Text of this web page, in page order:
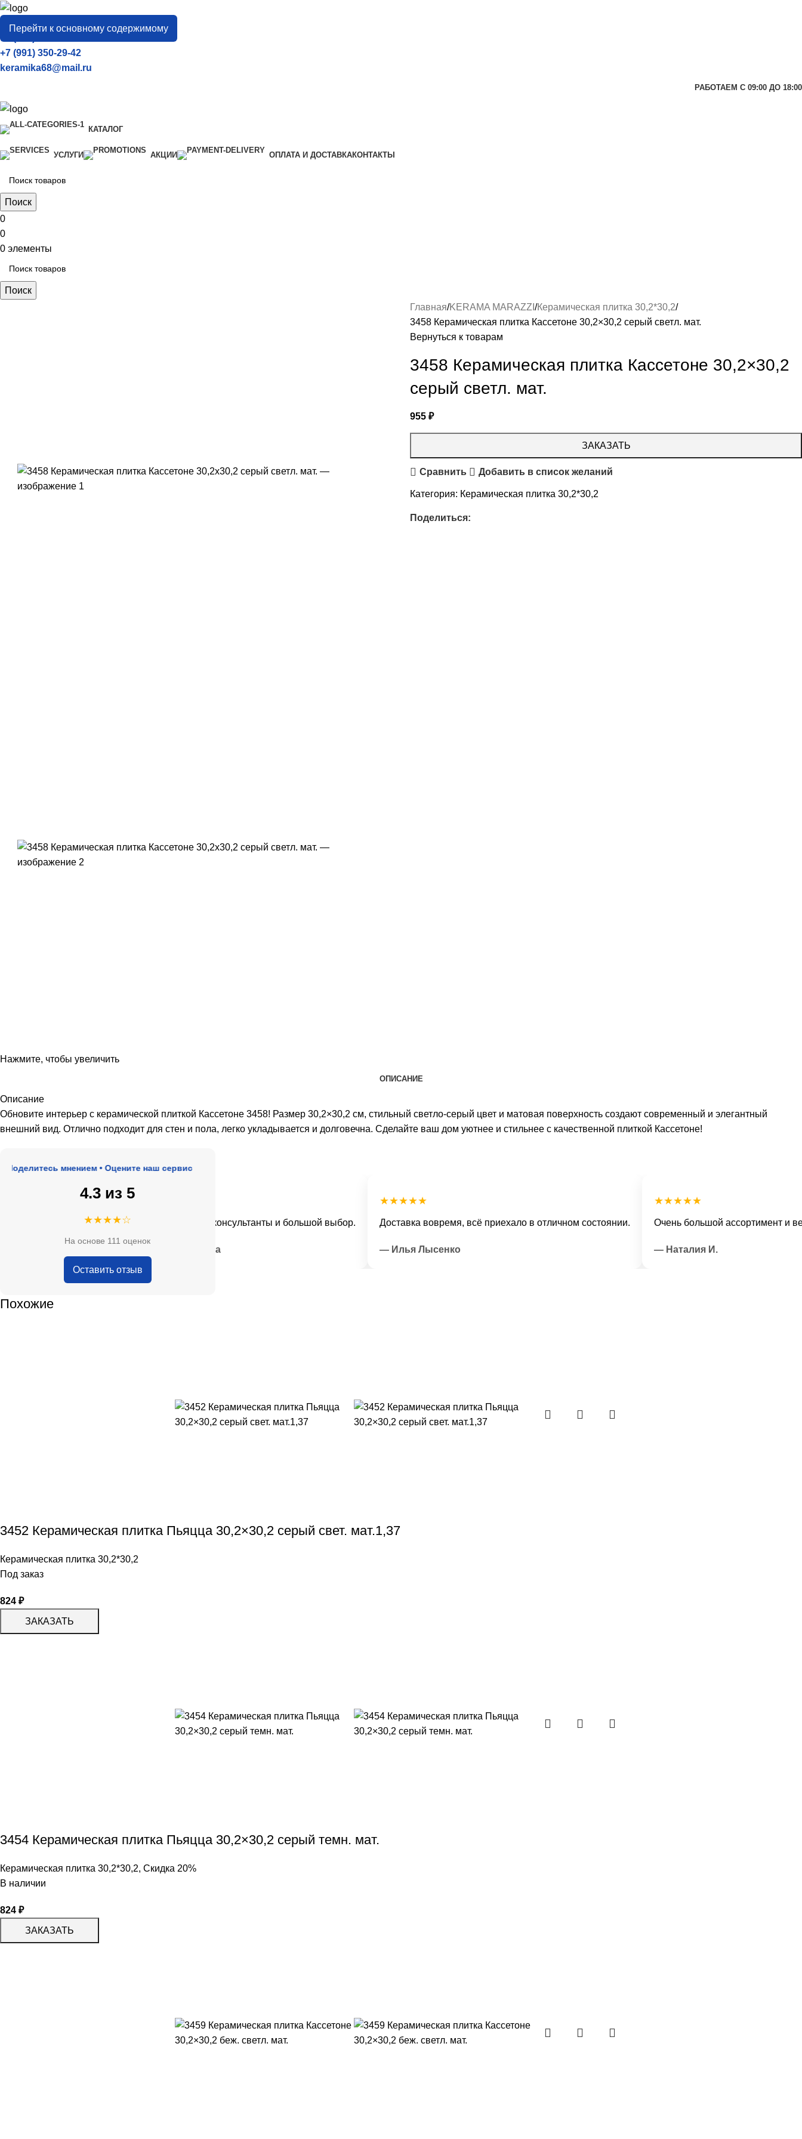
Перейти к основному содержимому
город
Тамбов
+7 (906) 657-33-54
+7 (991) 350-29-42
keramika68@mail.ru
РАБОТАЕМ С 09:00 ДО 18:00
КАТАЛОГ
УСЛУГИ АКЦИИ ОПЛАТА И ДОСТАВКАКОНТАКТЫ
Поиск
0
0
0 элементы
Поиск
Нажмите, чтобы увеличить
Главная KERAMA MARAZZI Керамическая плитка 30,2*30,2
3458 Керамическая плитка Кассетоне 30,2×30,2 серый светл. мат.
Вернуться к товарам
3458 Керамическая плитка Кассетоне 30,2×30,2
серый светл. мат.
955 ₽
ЗАКАЗАТЬ
Сравнить Добавить в список желаний
Категория: Керамическая плитка 30,2*30,2
Поделиться:
ОПИСАНИЕ
Описание
Обновите интерьер с керамической плиткой Кассетоне 3458! Размер 30,2×30,2 см, стильный светло-серый цвет и матовая поверхность создают современный и элегантный
внешний вид. Отлично подходит для стен и пола, легко укладывается и долговечна. Сделайте ваш дом уютнее и стильнее с качественной плиткой Кассетоне!
мнением • Оцените наш сервис
4.3 из 5
★★★★☆
На основе 111 оценок
Оставить отзыв
адекватные цены.
★★★★★
Очень приятные консультанты и большой выбор.
★★★★★
Доставка вовремя, всё приехало в отличном состоянии.
— Илья Лысенко
★★★★★
Очень большой ассортимент и
— Наталия И.
Похожие
3452 Керамическая плитка Пьяцца 30,2×30,2 серый свет. мат.1,37
Керамическая плитка 30,2*30,2
Под заказ
824 ₽
ЗАКАЗАТЬ
3454 Керамическая плитка Пьяцца 30,2×30,2 серый темн. мат.
Керамическая плитка 30,2*30,2, Скидка 20%
В наличии
824 ₽
ЗАКАЗАТЬ